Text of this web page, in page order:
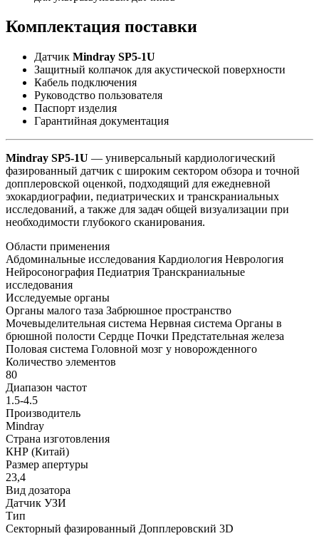
Комплектация поставки
Датчик Mindray SP5-1U
Защитный колпачок для акустической поверхности
Кабель подключения
Руководство пользователя
Паспорт изделия
Гарантийная документация
Mindray SP5-1U — универсальный кардиологический
фазированный датчик с широким сектором обзора и точной
допплеровской оценкой, подходящий для ежедневной
эхокардиографии, педиатрических и транскраниальных
исследований, а также для задач общей визуализации при
необходимости глубокого сканирования.
Области применения
Абдоминальные исследования Кардиология Неврология
Нейросонография Педиатрия Транскраниальные
исследования
Исследуемые органы
Органы малого таза Забрюшное пространство
Мочевыделительная система Нервная система Органы в
брюшной полости Сердце Почки Предстательная железа
Половая система Головной мозг у новорожденного
Количество элементов
80
Диапазон частот
1.5-4.5
Производитель
Mindray
Страна изготовления
КНР (Китай)
Размер апертуры
23,4
Вид дозатора
Датчик УЗИ
Тип
Секторный фазированный Допплеровский 3D